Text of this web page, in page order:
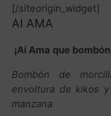
[/siteorigin_widget]
AI AMA
¡Ai Ama que
Bombón de
envoltura de kikos
manzana